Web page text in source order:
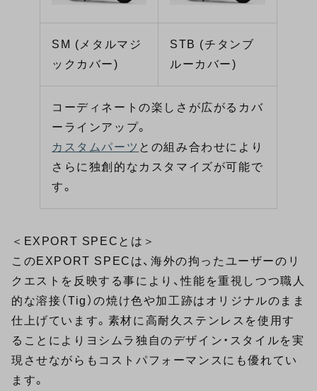
SM (メタルマジ
ックカバー)
STB (チタンブ
ルーカバー)
コーディネートの楽しさが広がるカバ
ーラインアップ。
カスタムパーツ との組み合わせにより
さらに独創的なカスタマイズが可能で
す。
＜EXPORT SPECとは＞
このEXPORT SPECは、海外の拘ったユーザーのリ
クエストを反映する事により、性能を重視しつつ職人
的な溶接（Tig）の焼け色や加工跡はオリジナルのまま
仕上げています。素材に高耐久ステンレスを使用す
ることによりヨシムラ独自のデザイン・スタイルを実
現させながらもコストパフォーマンスにも優れてい
ます。